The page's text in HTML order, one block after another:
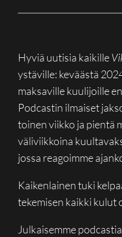
Hyviä uutisia kaikille
ystäville: keväästä
maksaville kuulijoille
Podcastin ilmaiset
toinen viikko ja pientä
väliviikkoina
jossa reagoimme
Kaikenlainen tuki
tekemisen kaikki kulut
Julkaisemme